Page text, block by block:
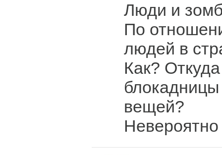
Люди и
По
людей в
Как?
вещей?
Невероятно